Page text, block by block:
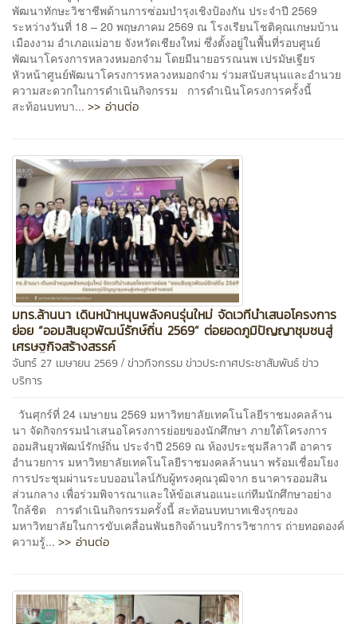
พัฒนาทักษะวิชาชีพด้านการซ่อมบำรุงเชิงป้องกัน ประจำปี 2569
ระหว่างวันที่ 18 – 20 พฤษภาคม 2569 ณ โรงเรียนโชติคุณเกษมบ้าน
เมืองงาม อำเภอแม่อาย จังหวัดเชียงใหม่ ซึ่งตั้งอยู่ในพื้นที่รอบศูนย์
พัฒนาโครงการหลวงหมอกจ๋าม โดยมีนายอรรณนพ เปรมัษเฐียร
หัวหน้าศูนย์พัฒนาโครงการหลวงหมอกจ๋าม ร่วมสนับสนุนและอำนวย
ความสะดวกในการดำเนินกิจกรรม การดำเนินโครงการครั้งนี้
สะท้อนบทบา... >> อ่านต่อ
มทร.ล้านนา เดินหน้าหนุนพลังคนรุ่นใหม่ จัดเวทีนำเสนอโครงการ
ย่อย “ออมสินยุวพัฒน์รักษ์ถิ่น 2569” ต่อยอดภูมิปัญญาชุมชนสู่
เศรษฐกิจสร้างสรรค์
จันทร์ 27 เมษายน 2569 / ข่าวกิจกรรมข่าวประกาศประชาสัมพันธ์ข่าว
บริการ
วันศุกร์ที่ 24 เมษายน 2569 มหาวิทยาลัยเทคโนโลยีราชมงคลล้าน
นา จัดกิจกรรมนำเสนอโครงการย่อยของนักศึกษา ภายใต้โครงการ
ออมสินยุวพัฒน์รักษ์ถิ่น ประจำปี 2569 ณ ห้องประชุมลีลาวดี อาคาร
อำนวยการ มหาวิทยาลัยเทคโนโลยีราชมงคลล้านนา พร้อมเชื่อมโยง
การประชุมผ่านระบบออนไลน์กับผู้ทรงคุณวุฒิจาก ธนาคารออมสิน
ส่วนกลาง เพื่อร่วมพิจารณาและให้ข้อเสนอแนะแก่ทีมนักศึกษาอย่าง
ใกล้ชิด การดำเนินกิจกรรมครั้งนี้ สะท้อนบทบาทเชิงรุกของ
มหาวิทยาลัยในการขับเคลื่อนพันธกิจด้านบริการวิชาการ ถ่ายทอดองค์
ความรู้... >> อ่านต่อ